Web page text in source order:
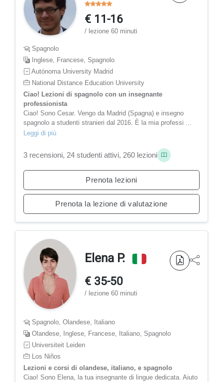
€ 11-16
/ lezione 60 minuti
Spagnolo
Inglese, Francese, Spagnolo
Autónoma University Madrid
National Distance Education University
Ciao! Lezioni di spagnolo con un insegnante
professionista
Ciao! Sono Cesar. Vengo da Madrid (Spagna) e insegno
spagnolo a studenti stranieri dal 2016. È la mia professi ...
Leggi di più
3 recensioni, 24 studenti attivi, 260 lezioni
Prenota lezioni
Prenota la lezione di valutazione
Elena P.
€ 35-50
/ lezione 60 minuti
Spagnolo, Olandese, Italiano
Olandese, Inglese, Francese, Italiano, Spagnolo
Universiteit Leiden
Los Niños
Lezioni e corsi di olandese, italiano, e spagnolo
Ciao! Sono Elena, la tua insegnante di lingue dedicata. Aiuto